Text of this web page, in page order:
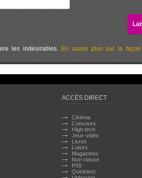
les indésirables. En savoir plus sur la
ACCÈS DIRECT
Cinéma
Concours
High-tech
Jeux-vidéo
Livres
Loisirs
Magazines
Non classé
PS5
Quicktest